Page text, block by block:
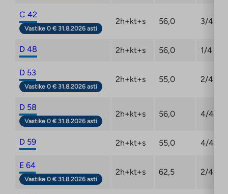
C 42
Vastike 0 € 31.8.2026 asti
2h+kt+s 56,0 3/4
D 48 2h+kt+s 56,0 1/4
D 53
Vastike 0 € 31.8.2026 asti
2h+kt+s 55,0 2/4
D 58
Vastike 0 € 31.8.2026 asti
2h+kt+s 56,0 4/4
D 59 2h+kt+s 55,0 4/4
E 64
Vastike 0 € 31.8.2026 asti
2h+kt+s 62,5 2/4